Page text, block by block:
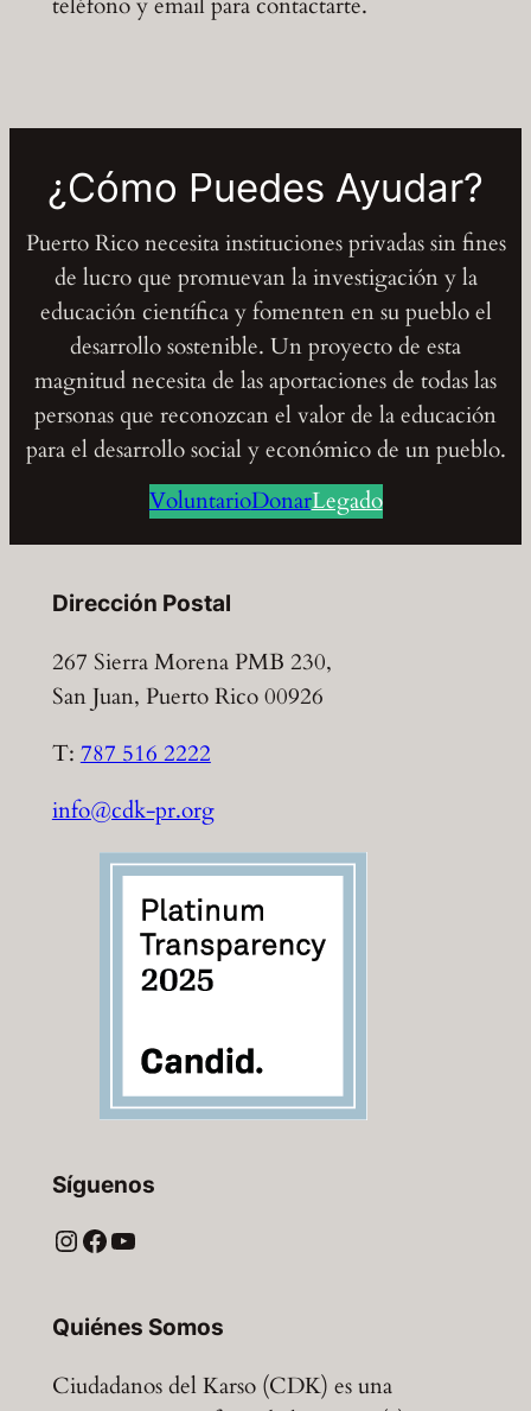
¿Cómo Puedes Ayudar?
Puerto Rico necesita instituciones privadas sin fines
de lucro que promuevan la investigación y la
educación científica y fomenten en su pueblo el
desarrollo sostenible. Un proyecto de esta
magnitud necesita de las aportaciones de todas las
personas que reconozcan el valor de la educación
para el desarrollo social y económico de un pueblo.
VoluntarioDonarLegado
Dirección Postal
267 Sierra Morena PMB 230,
San Juan, Puerto Rico 00926
T: 787 516 2222
info@cdk-pr.org
Síguenos
Instagram Facebook YouTube
Quiénes Somos
Ciudadanos del Karso (CDK) es una